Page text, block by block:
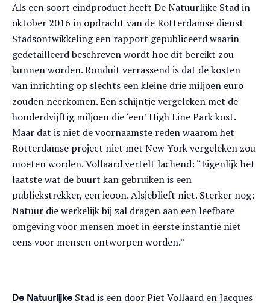
Als een soort eindproduct heeft De Natuurlijke Stad in
oktober 2016 in opdracht van de Rotterdamse dienst
Stadsontwikkeling een rapport gepubliceerd waarin
gedetailleerd beschreven wordt hoe dit bereikt zou
kunnen worden. Ronduit verrassend is dat de kosten
van inrichting op slechts een kleine drie miljoen euro
zouden neerkomen. Een schijntje vergeleken met de
honderdvijftig miljoen die ‘een’ High Line Park kost.
Maar dat is niet de voornaamste reden waarom het
Rotterdamse project niet met New York vergeleken zou
moeten worden. Vollaard vertelt lachend: “Eigenlijk het
laatste wat de buurt kan gebruiken is een
publiekstrekker, een icoon. Alsjeblieft niet. Sterker nog:
Natuur die werkelijk bij zal dragen aan een leefbare
omgeving voor mensen moet in eerste instantie niet
eens voor mensen ontworpen worden.”
De Natuurlijke Stad is een door Piet Vollaard en Jacques